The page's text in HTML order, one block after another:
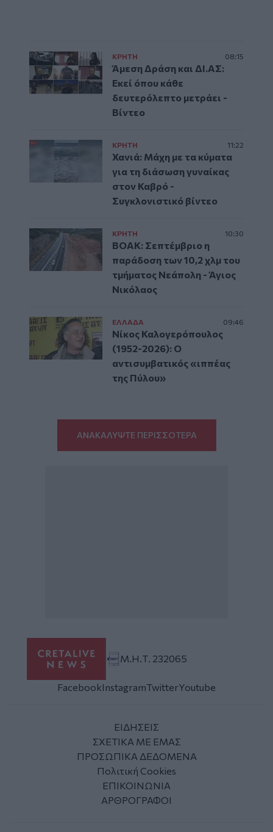
ΚΡΗΤΗ 08:15
Άμεση Δράση και ΔΙ.ΑΣ:
Εκεί όπου κάθε
δευτερόλεπτο μετράει -
Βίντεο
ΚΡΗΤΗ 11:22
Χανιά: Μάχη με τα κύματα
για τη διάσωση γυναίκας
στον Καβρό -
Συγκλονιστικό βίντεο
ΚΡΗΤΗ 10:30
ΒΟΑΚ: Σεπτέμβριο η
παράδοση των 10,2 χλμ του
τμήματος Νεάπολη - Άγιος
Νικόλαος
ΕΛΛAΔΑ 09:46
Νίκος Καλογερόπουλος
(1952-2026): O
αντισυμβατικός «ιππέας
της Πύλου»
ΑΝΑΚΑΛΥΨΤΕ ΠΕΡΙΣΣΟΤΕΡΑ
Μ.Η.Τ. 232065
FacebookInstagramTwitterYoutube
ΕΙΔΗΣΕΙΣ
ΣΧΕΤΙΚΑ ΜΕ ΕΜΑΣ
ΠΡΟΣΩΠΙΚΑ ΔΕΔΟΜΕΝΑ
Πολιτική Cookies
ΕΠΙΚΟΙΝΩΝΙΑ
ΑΡΘΡΟΓΡΑΦΟΙ